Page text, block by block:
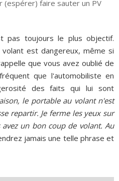
pas toujours le plus objectif.
est dangereux, même si
que vous avez oublié de
que l'automobiliste en
des faits qui lui sont
le portable au volant n'est
repartir. Je ferme les yeux sur
un bon coup de volant. Au
jamais une telle phrase et